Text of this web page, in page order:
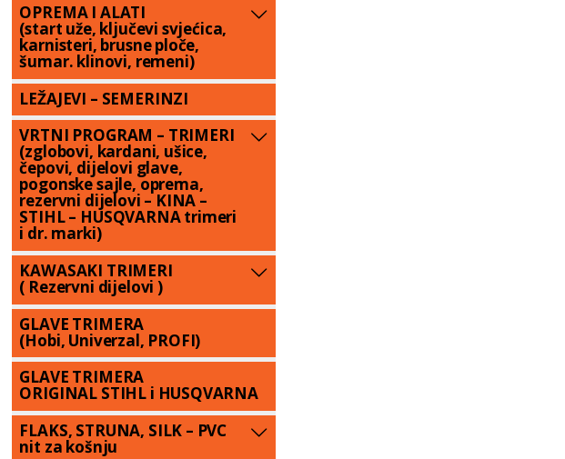
OPREMA I ALATI
(start uže, ključevi svjećica,
karnisteri, brusne ploče,
šumar. klinovi, remeni)
LEŽAJEVI – SEMERINZI
VRTNI PROGRAM – TRIMERI
(zglobovi, kardani, ušice,
čepovi, dijelovi glave,
pogonske sajle, oprema,
rezervni dijelovi – KINA –
STIHL – HUSQVARNA trimeri
i dr. marki)
KAWASAKI TRIMERI
( Rezervni dijelovi )
GLAVE TRIMERA
(Hobi, Univerzal, PROFI)
GLAVE TRIMERA
ORIGINAL STIHL i HUSQVARNA
FLAKS, STRUNA, SILK – PVC
nit za košnju